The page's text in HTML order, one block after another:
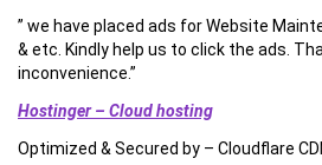
” we have placed ads for Website
& etc. Kindly help us to click the ads.
inconvenience.”
Hostinger – Cloud hosting
Optimized & Secured by – Cloudflare